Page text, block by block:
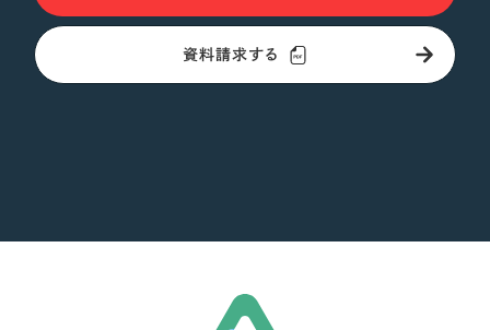
資料請求する